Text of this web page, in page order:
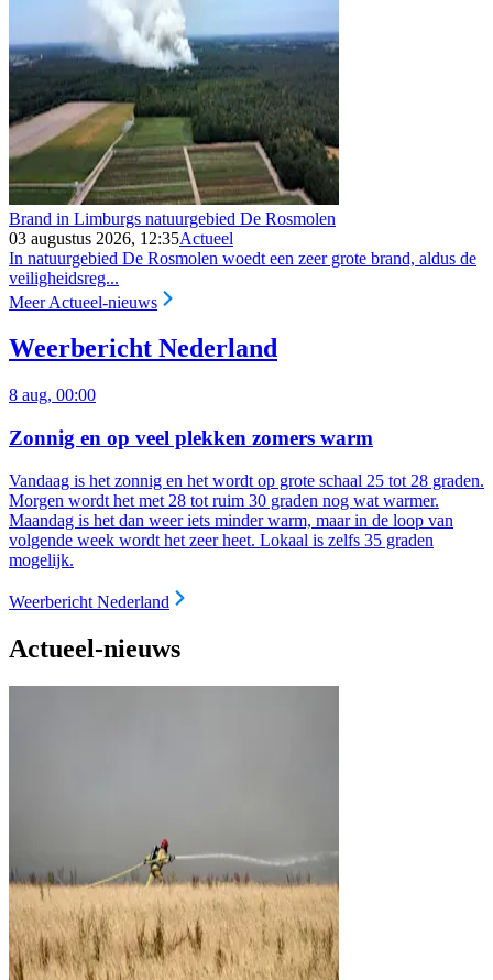
Brand in Limburgs natuurgebied De Rosmolen
03 augustus 2026, 12:35Actueel
In natuurgebied De Rosmolen woedt een zeer grote brand, aldus de
veiligheidsreg...
Meer Actueel-nieuws
Weerbericht Nederland
8 aug, 00:00
Zonnig en op veel plekken zomers warm
Vandaag is het zonnig en het wordt op grote schaal 25 tot 28 graden.
Morgen wordt het met 28 tot ruim 30 graden nog wat warmer.
Maandag is het dan weer iets minder warm, maar in de loop van
volgende week wordt het zeer heet. Lokaal is zelfs 35 graden
mogelijk.
Weerbericht Nederland
Actueel-nieuws